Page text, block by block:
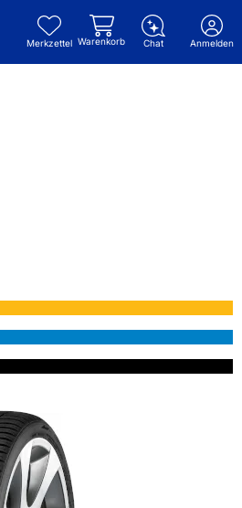
Merkzettel Warenkorb Chat Anmelden